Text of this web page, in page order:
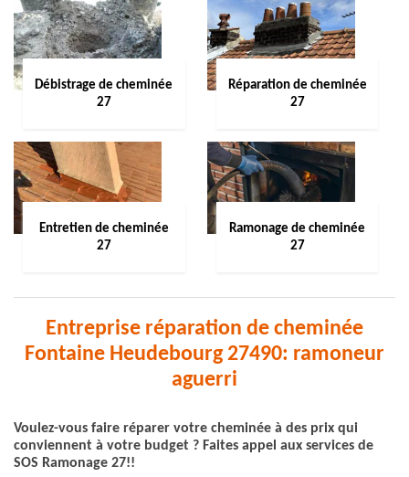
Débistrage de cheminée
27
Réparation de cheminée
27
Entretien de cheminée
27
Ramonage de cheminée
27
Entreprise réparation de cheminée
Fontaine Heudebourg 27490: ramoneur
aguerri
Voulez-vous faire réparer votre cheminée à des prix qui
conviennent à votre budget ? Faites appel aux services de
SOS Ramonage 27!!